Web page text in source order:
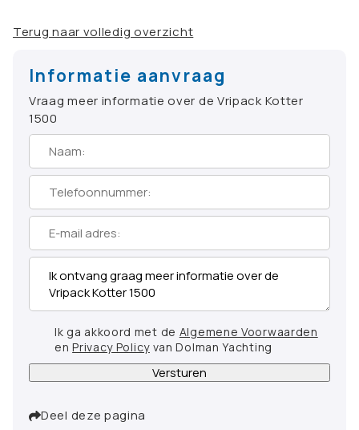
Terug naar volledig overzicht
Informatie aanvraag
Vraag meer informatie over de Vripack Kotter
1500
Ik ga akkoord met de Algemene Voorwaarden
enPrivacy Policyvan Dolman Yachting
Versturen
Deel deze pagina